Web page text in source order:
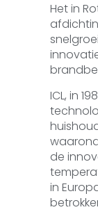
Het in
ICL, in
de
in